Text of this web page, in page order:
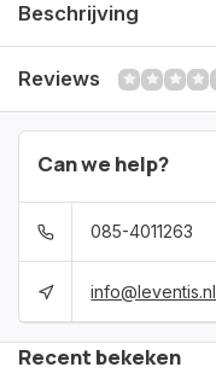
Beschrijving
Reviews
Can we help?
085-4011263
info@leventis.nl
Recent bekeken